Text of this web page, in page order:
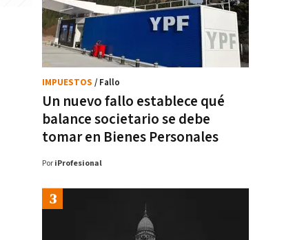
Un nuevo fallo establece qué
balance societario se debe
tomar en Bienes Personales
IMPUESTOS / Fallo
Por iProfesional